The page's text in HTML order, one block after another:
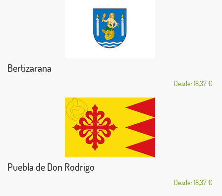
Bertizarana
Desde: 18,37 €
Puebla de Don Rodrigo
Desde: 18,37 €